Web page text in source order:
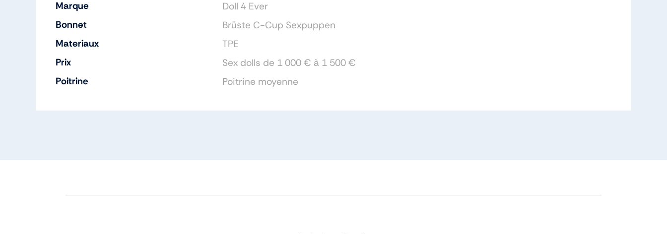
Marque
Doll 4 Ever
Bonnet
Brüste C-Cup Sexpuppen
Materiaux
TPE
Prix
Sex dolls de 1 000 € à 1 500 €
Poitrine
Poitrine moyenne